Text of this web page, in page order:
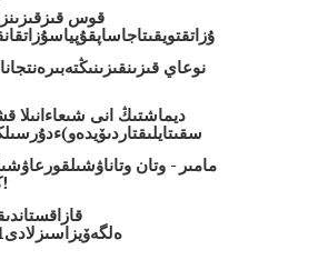
قوس
نوعاي
ديماشتىڭ انى شىعاءانىلا
كۇنىقۇتتىبولسىن!
ەلگەۆيزاسىزلادى71ەلگەباراالادى